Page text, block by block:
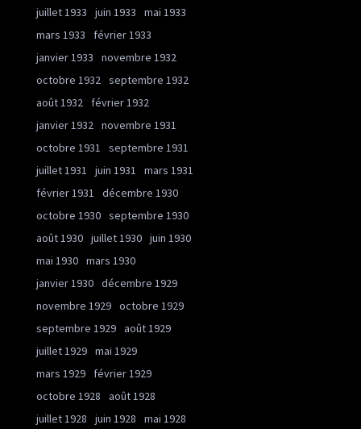
juillet 1933
juin 1933
mai 1933
mars 1933
février 1933
janvier 1933
novembre 1932
octobre 1932 septembre 1932
août 1932
février 1932
janvier 1932 novembre 1931
octobre 1931
septembre 1931
juillet 1931
juin 1931
mars 1931
février 1931
décembre 1930
octobre 1930 septembre 1930
août 1930 juillet 1930 juin 1930
mai 1930 mars 1930
janvier 1930 décembre 1929
novembre 1929 octobre 1929
septembre 1929 août 1929
juillet 1929 mai 1929
mars 1929
février 1929
octobre 1928
août 1928
juillet 1928
juin 1928
mai 1928